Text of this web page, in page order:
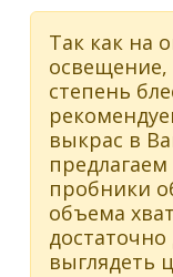
Так как на
освещение,
степень
выкрас в
пробники
объема
выглядеть